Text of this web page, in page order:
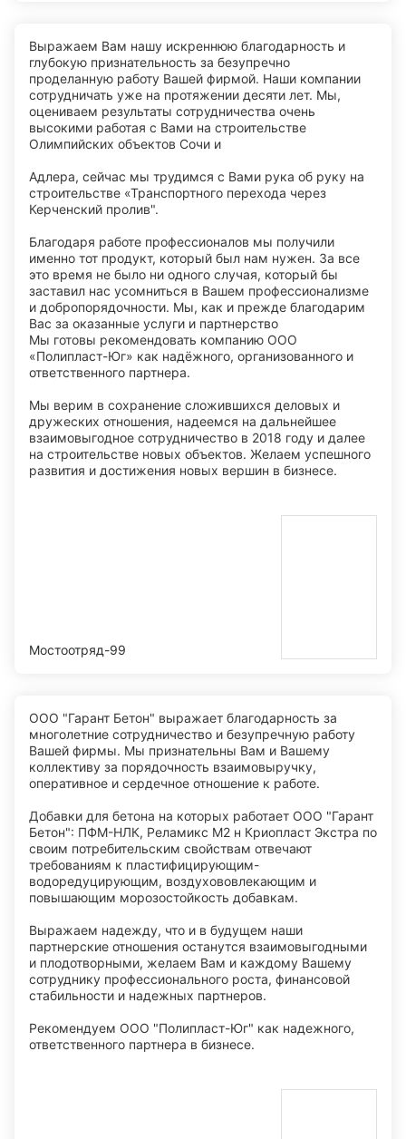
Выражаем Вам нашу искреннюю благодарность и
глубокую признательность за безупречно
проделанную работу Вашей фирмой. Наши компании
сотрудничать уже на протяжении десяти лет. Мы,
оцениваем результаты сотрудничества очень
высокими работая с Вами на строительстве
Олимпийских объектов Сочи и
Адлера, сейчас мы трудимся с Вами рука об руку на
строительстве «Транспортного перехода через
Керченский пролив".
Благодаря работе профессионалов мы получили
именно тот продукт, который был нам нужен. За все
это время не было ни одного случая, который бы
заставил нас усомниться в Вашем профессионализме
и добропорядочности. Мы, как и прежде благодарим
Вас за оказанные услуги и партнерство
Мы готовы рекомендовать компанию ООО
«Полипласт-Юг» как надёжного, организованного и
ответственного партнера.
Мы верим в сохранение сложившихся деловых и
дружеских отношения, надеемся на дальнейшее
взаимовыгодное сотрудничество в 2018 году и далее
на строительстве новых объектов. Желаем успешного
развития и достижения новых вершин в бизнесе.
Мостоотряд-99
ООО "Гарант Бетон" выражает благодарность за
многолетние сотрудничество и безупречную работу
Вашей фирмы. Мы признательны Вам и Вашему
коллективу за порядочность взаимовыручку,
оперативное и сердечное отношение к работе.
Добавки для бетона на которых работает ООО "Гарант
Бетон": ПФМ-НЛК, Реламикс М2 н Криопласт Экстра по
своим потребительским свойствам отвечают
требованиям к пластифицирующим-
водоредуцирующим, воздухововлекающим и
повышающим морозостойкость добавкам.
Выражаем надежду, что и в будущем наши
партнерские отношения останутся взаимовыгодными
и плодотворными, желаем Вам и каждому Вашему
сотруднику профессионального роста, финансовой
стабильности и надежных партнеров.
Рекомендуем ООО "Полипласт-Юг" как надежного,
ответственного партнера в бизнесе.